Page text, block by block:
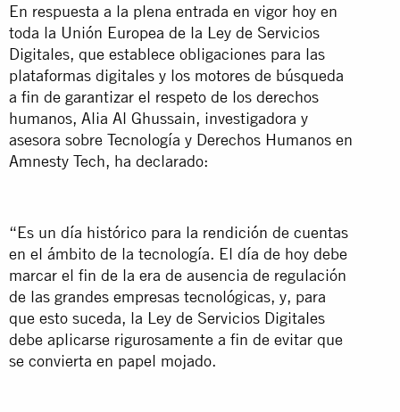
En respuesta a la plena entrada en vigor hoy en
toda la Unión Europea de la Ley de Servicios
Digitales, que establece obligaciones para las
plataformas digitales y los motores de búsqueda
a fin de garantizar el respeto de los derechos
humanos, Alia Al Ghussain, investigadora y
asesora sobre Tecnología y Derechos Humanos en
Amnesty Tech, ha declarado:
“Es un día histórico para la rendición de cuentas
en el ámbito de la tecnología. El día de hoy debe
marcar el fin de la era de ausencia de regulación
de las grandes empresas tecnológicas, y, para
que esto suceda, la Ley de Servicios Digitales
debe aplicarse rigurosamente a fin de evitar que
se convierta en papel mojado.